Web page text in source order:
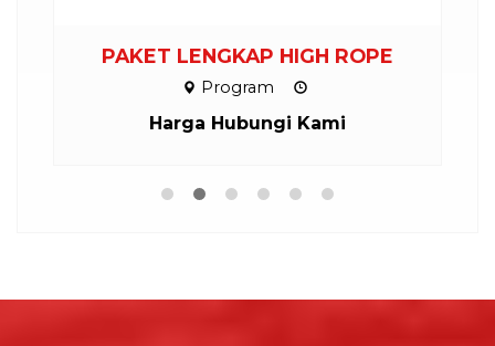
PAKET LENGKAP HIGH ROPE
Program
Harga Hubungi Kami